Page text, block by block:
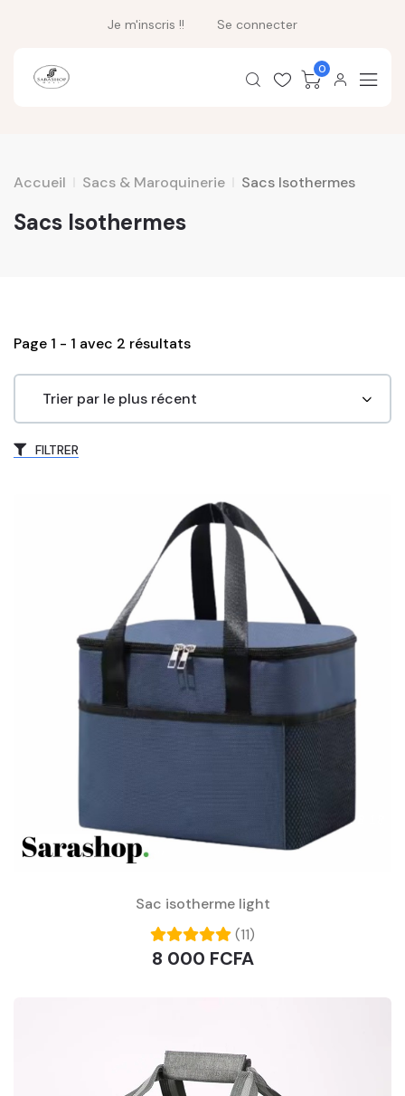
Je m'inscris !! Se connecter
0
Accueil Sacs & Maroquinerie Sacs Isothermes
Sacs Isothermes
Page 1 - 1 avec 2 résultats
FILTRER
Sac isotherme light
(11)
8 000 FCFA